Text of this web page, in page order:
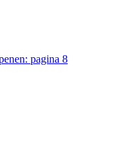
pagina 8